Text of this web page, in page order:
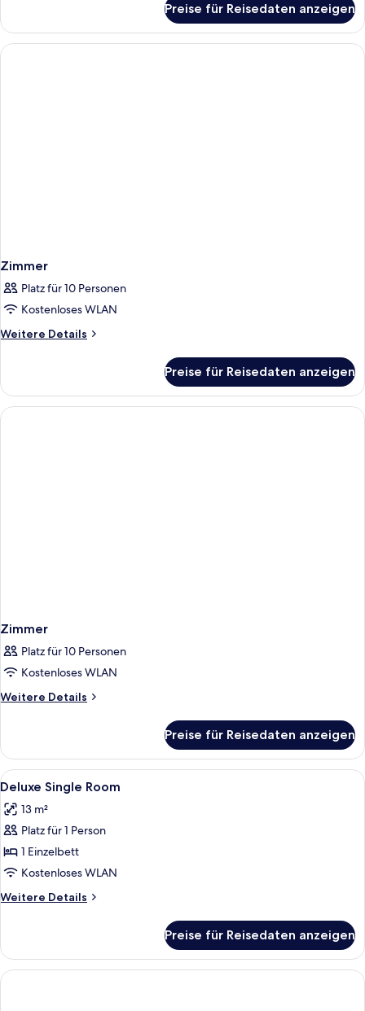
Preise für Reisedaten anzeigen
Zimmer
Platz für 10 Personen
Kostenloses WLAN
Weitere Details
Weitere
Preise für Reisedaten anzeigen
Zimmer
Platz für 10 Personen
Kostenloses WLAN
Weitere Details
Weitere
Preise für Reisedaten anzeigen
Alle
Fotos
für
Deluxe
Single
Room
anzeigen
Hochwertige Bettwaren, Select-
16
Deluxe Single Room
13 m²
Platz für 1 Person
1 Einzelbett
Kostenloses WLAN
Weitere Details
Weitere
Single
Room
Preise für Reisedaten anzeigen